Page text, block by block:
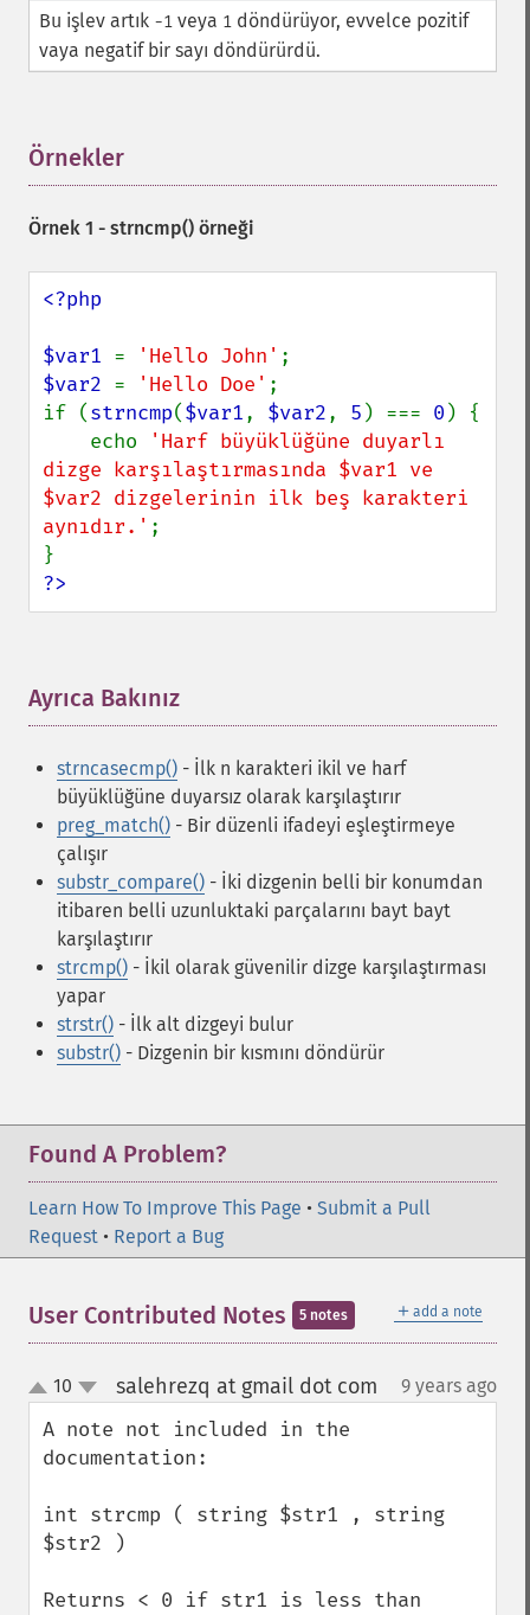
Bu işlev artık -1 veya 1 döndürüyor, evvelce pozitif
vaya negatif bir sayı döndürürdü.
Örnekler
Örnek 1 - strncmp() örneği
<?php
$var1 = 'Hello John'
$var2 = 'Hello Doe' ;
if (strncmp($var1, $var2, 5 ) === 0 ) {
    echo
'Harf büyüklüğüne duyarlı
dizge karşılaştırmasında $var1 ve
$var2 dizgelerinin ilk beş karakteri
aynıdır.' ;
?>
Ayrıca Bakınız
strncasecmp() - İlk n karakteri ikil ve harf
büyüklüğüne duyarsız olarak karşılaştırır
preg_match() - Bir düzenli ifadeyi eşleştirmeye
çalışır
substr_compare() - İki dizgenin belli bir konumdan
itibaren belli uzunluktaki parçalarını bayt bayt
karşılaştırır
strcmp() - İkil olarak güvenilir dizge karşılaştırması
yapar
strstr() - İlk alt dizgeyi bulur
substr() - Dizgenin bir kısmını döndürür
Found A Problem?
Learn How To Improve This Page • Submit a Pull
Request • Report a Bug
＋ add a note
User Contributed Notes 5 notes
up
down
10 salehrezq at gmail dot com 9 years ago
A note not included in the
documentation:
int strcmp ( string $str1 , string
$str2 )
Returns < 0 if str1 is less than